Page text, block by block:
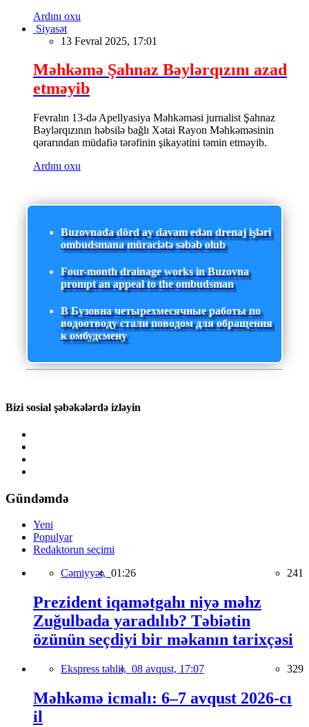
Ardını oxu
Siyasət
13 Fevral 2025, 17:01
Məhkəmə Şahnaz Bəylərqızını azad
etməyib
Fevralın 13-də Apellyasiya Məhkəməsi jurnalist Şahnaz
Bəylərqızının həbsilə bağlı Xətai Rayon Məhkəməsinin
qərarından müdafiə tərəfinin şikayətini təmin etməyib.
Ardını oxu
Buzovnada dörd ay davam edən drenaj işləri
ombudsmana müraciətə səbəb olub
Four-month drainage works in Buzovna
prompt an appeal to the ombudsman
В Бузовна четырехмесячные работы по
водоотводу стали поводом для обращения
к омбудсмену
Bizi sosial şəbəkələrdə izləyin
Gündəmdə
Yeni
Populyar
Redaktorun seçimi
Cəmiyyət, 01:26 241
Prezident iqamətgahı niyə məhz
Zuğulbada yaradılıb? Təbiətin
özünün seçdiyi bir məkanın tarixçəsi
Ekspress təhlil, 08 avqust, 17:07 329
Məhkəmə icmalı: 6–7 avqust 2026-cı
il